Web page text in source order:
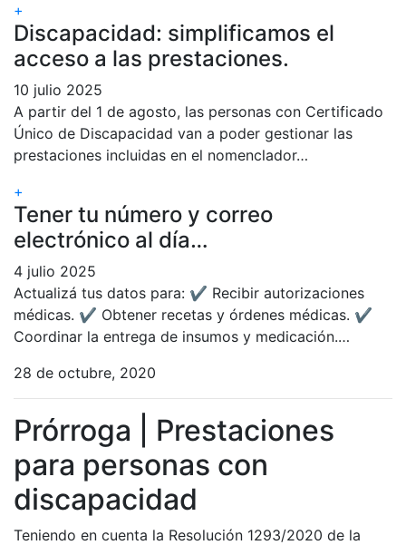
+
Discapacidad: simplificamos el
acceso a las prestaciones.
10 julio 2025
A partir del 1 de agosto, las personas con Certificado
Único de Discapacidad van a poder gestionar las
prestaciones incluidas en el nomenclador…
+
Tener tu número y correo
electrónico al día…
4 julio 2025
Actualizá tus datos para: ✔ Recibir autorizaciones
médicas. ✔ Obtener recetas y órdenes médicas. ✔
Coordinar la entrega de insumos y medicación.…
28 de octubre, 2020
Prórroga | Prestaciones
para personas con
discapacidad
Teniendo en cuenta la Resolución 1293/2020 de la